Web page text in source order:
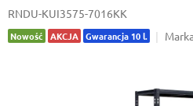
RNDU-KUI3575-7016KK
Nowość AKCJA Gwarancja 10 l.